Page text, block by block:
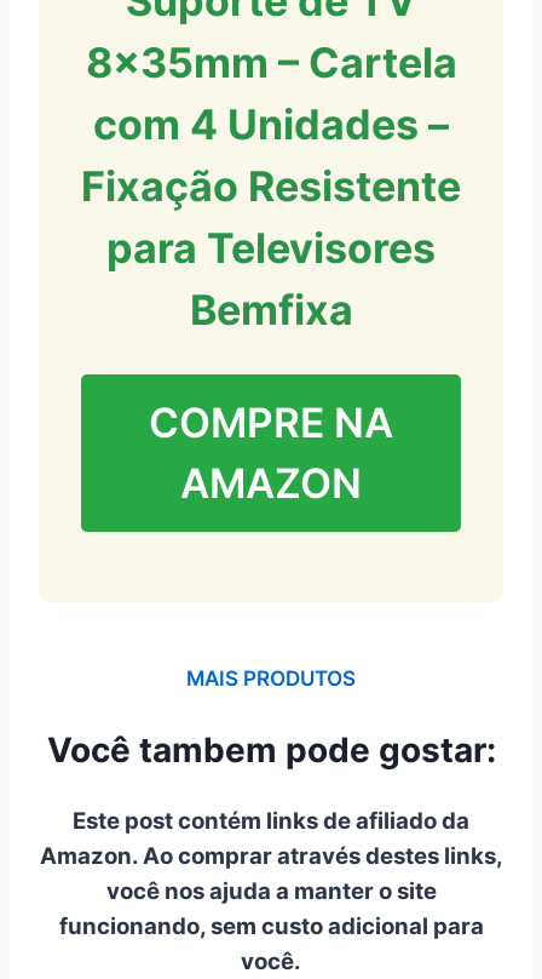
8x35mm – Cartela
com 4 Unidades –
Fixação Resistente
para Televisores
Bemfixa
COMPRE NA
AMAZON
MAIS PRODUTOS
Você tambem pode gostar:
Este post contém links de afiliado da
Amazon. Ao comprar através destes links,
você nos ajuda a manter o site
funcionando, sem custo adicional para
você.